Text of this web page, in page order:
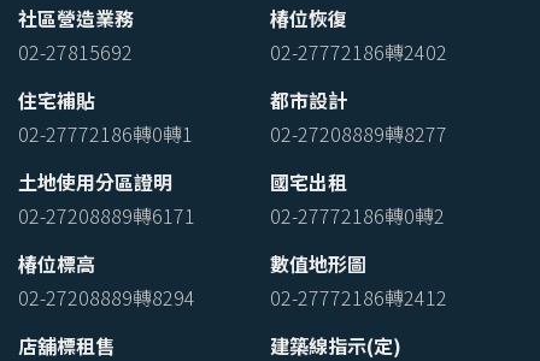
社區營造業務
02-27815692
椿位恢復
02-27772186轉2402
住宅補貼
02-27772186轉0轉1
都市設計
02-27208889轉8277
土地使用分區證明
02-27208889轉6171
國宅出租
02-27772186轉0轉2
椿位標高
02-27208889轉8294
數值地形圖
02-27772186轉2412
店舖標租售
建築線指示(定)